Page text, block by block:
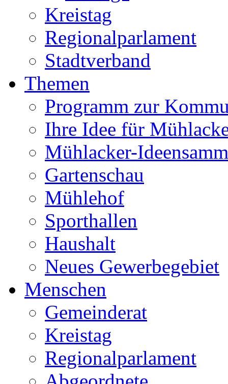
Kreistag
Regionalparlament
Stadtverband
Themen
Programm zur
Ihre Idee für
Mühlacker-
Gartenschau
Mühlehof
Sporthallen
Haushalt
Neues Gewerbegebiet
Menschen
Gemeinderat
Kreistag
Regionalparlament